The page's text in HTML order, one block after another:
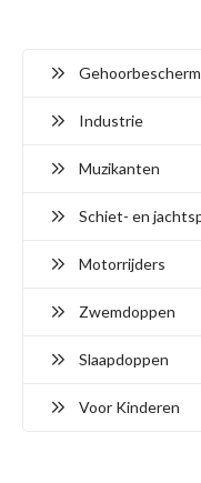
Industrie
Muzikanten
Schiet- en
Motorrijders
Zwemdoppen
Slaapdoppen
Voor Kinderen